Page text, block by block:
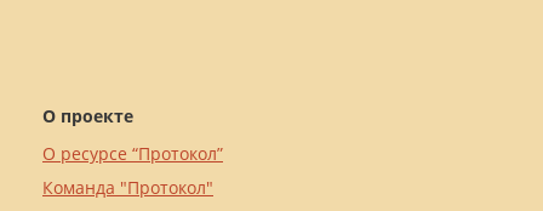
О проекте
О ресурсе “Протокол”
Команда "Протокол"